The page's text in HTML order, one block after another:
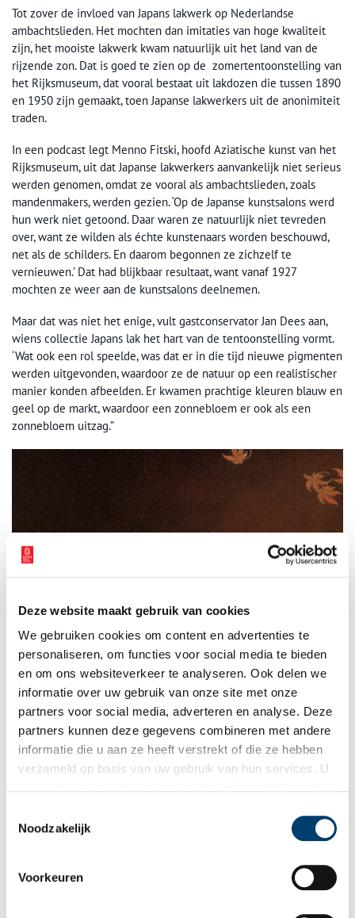
Deze website maakt gebruik van cookies
We gebruiken cookies om content en advertenties te
personaliseren, om functies voor social media te bieden
en om ons websiteverkeer te analyseren. Ook delen we
informatie over uw gebruik van onze site met onze
partners voor social media, adverteren en analyse. Deze
partners kunnen deze gegevens combineren met andere
informatie die u aan ze heeft verstrekt of die ze hebben
verzameld op basis van uw gebruik van hun services. U
Noodzakelijk
Voorkeuren
Tot zover de invloed van Japans lakwerk op Nederlandse
ambachtslieden. Het mochten dan imitaties van hoge kwaliteit
zijn, het mooiste lakwerk kwam natuurlijk uit het land van de
rijzende zon. Dat is goed te zien op de zomertentoonstelling van
het Rijksmuseum, dat vooral bestaat uit lakdozen die tussen 1890
en 1950 zijn gemaakt, toen Japanse lakwerkers uit de anonimiteit
traden.
In een podcast legt Menno Fitski, hoofd Aziatische kunst van het
Rijksmuseum, uit dat Japanse lakwerkers aanvankelijk niet serieus
werden genomen, omdat ze vooral als ambachtslieden, zoals
mandenmakers, werden gezien. ‘Op de Japanse kunstsalons werd
hun werk niet getoond. Daar waren ze natuurlijk niet tevreden
over, want ze wilden als échte kunstenaars worden beschouwd,
net als de schilders. En daarom begonnen ze zichzelf te
vernieuwen.’ Dat had blijkbaar resultaat, want vanaf 1927
mochten ze weer aan de kunstsalons deelnemen.
Maar dat was niet het enige, vult gastconservator Jan Dees aan,
wiens collectie Japans lak het hart van de tentoonstelling vormt.
‘Wat ook een rol speelde, was dat er in die tijd nieuwe pigmenten
werden uitgevonden, waardoor ze de natuur op een realistischer
manier konden afbeelden. Er kwamen prachtige kleuren blauw en
geel op de markt, waardoor een zonnebloem er ook als een
zonnebloem uitzag.”
schrijfdoos ‘Het geluid der dingen’ uit 1909. Toegeschreven aan Tojima Kofu.